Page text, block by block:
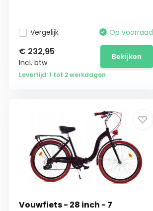
Vergelijk Op voorraad
€ 232,95
Incl. btw
Bekijken
Levertijd: 1 tot 2 werkdagen
Vouwfiets - 28 inch - 7